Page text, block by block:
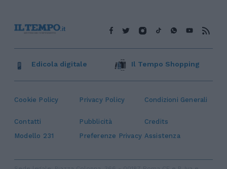
Cookie Policy Privacy Policy Condizioni Generali
Contatti Pubblicità
Credits
Modello 231
Preferenze Privacy Assistenza
Edicola digitale Il Tempo Shopping